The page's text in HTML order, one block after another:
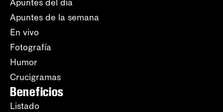
Apuntes del día
Apuntes de la semana
En vivo
Fotografía
Humor
Crucigramas
Beneficios
Listado